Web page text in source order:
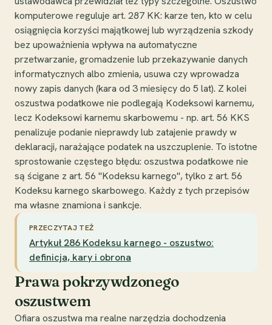
komputerowe reguluje art. 287 KK: karze ten, kto w celu
osiągnięcia korzyści majątkowej lub wyrządzenia szkody
bez upoważnienia wpływa na automatyczne
przetwarzanie, gromadzenie lub przekazywanie danych
informatycznych albo zmienia, usuwa czy wprowadza
nowy zapis danych (kara od 3 miesięcy do 5 lat). Z kolei
oszustwa podatkowe nie podlegają Kodeksowi karnemu,
lecz Kodeksowi karnemu skarbowemu - np. art. 56 KKS
penalizuje podanie nieprawdy lub zatajenie prawdy w
deklaracji, narażające podatek na uszczuplenie. To istotne
sprostowanie częstego błędu: oszustwa podatkowe nie
są ścigane z art. 56 "Kodeksu karnego", tylko z art. 56
Kodeksu karnego skarbowego. Każdy z tych przepisów
ma własne znamiona i sankcje.
PRZECZYTAJ TEŻ
Artykuł 286 Kodeksu karnego - oszustwo:
definicja, kary i obrona
Prawa pokrzywdzonego
oszustwem
Ofiara oszustwa ma realne narzędzia dochodzenia